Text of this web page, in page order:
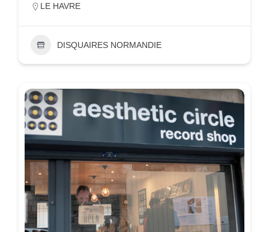
LE HAVRE
DISQUAIRES NORMANDIE